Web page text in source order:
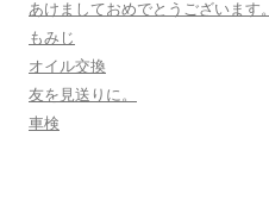
あけましておめでとうございます。
もみじ
オイル交換
友を見送りに。
車検